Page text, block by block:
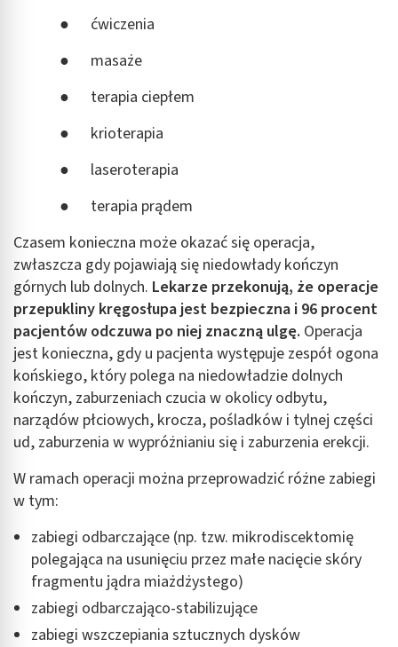
● ćwiczenia
● masaże
● terapia ciepłem
● krioterapia
● laseroterapia
● terapia prądem
Czasem konieczna może okazać się operacja,
zwłaszcza gdy pojawiają się niedowłady kończyn
górnych lub dolnych. Lekarze przekonują, że operacje
przepukliny kręgosłupa jest bezpieczna i 96 procent
pacjentów odczuwa po niej znaczną ulgę. Operacja
jest konieczna, gdy u pacjenta występuje zespół ogona
końskiego, który polega na niedowładzie dolnych
kończyn, zaburzeniach czucia w okolicy odbytu,
narządów płciowych, krocza, pośladków i tylnej części
ud, zaburzenia w wypróżnianiu się i zaburzenia erekcji.
W ramach operacji można przeprowadzić różne zabiegi
w tym:
zabiegi odbarczające (np. tzw. mikrodiscektomię
polegająca na usunięciu przez małe nacięcie skóry
fragmentu jądra miażdżystego)
zabiegi odbarczająco-stabilizujące
zabiegi wszczepiania sztucznych dysków
Pomiar efektywności reklam
Pomiar efektywności treści
Rozumienie odbiorców dzięki statystyce lub
kombinacji danych z różnych źródeł
Rozwój i ulepszanie usług
Wykorzystywanie ograniczonych danych do
Funkcje specjalne IAB:
Użycie dokładnych danych geolokalizacyjnych
Identyfikowanie urządzeń na podstawie
aktywnie żądanych informacji
Cele przetwarzania inne niż IAB:
Niezbędne
Wydajność (Performance)
Reklama / śledzenie